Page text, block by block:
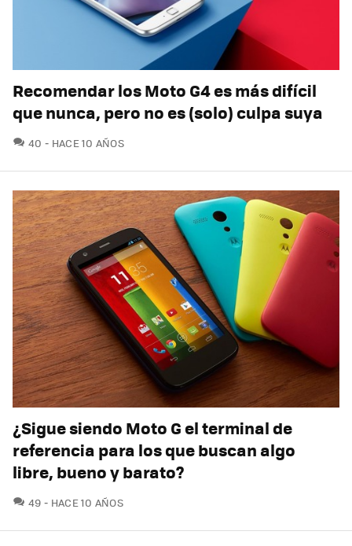
Recomendar los Moto G4 es más difícil
que nunca, pero no es (solo) culpa suya
40 COMENTARIOS
HACE 10 AÑOS
¿Sigue siendo Moto G el terminal de
referencia para los que buscan algo
libre, bueno y barato?
49 COMENTARIOS
HACE 10 AÑOS